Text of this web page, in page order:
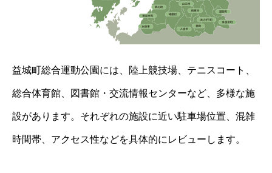
益城町総合運動公園には、陸上競技場、テニスコート、
総合体育館、図書館・交流情報センターなど、多様な施
設があります。それぞれの施設に近い駐車場位置、混雑
時間帯、アクセス性などを具体的にレビューします。